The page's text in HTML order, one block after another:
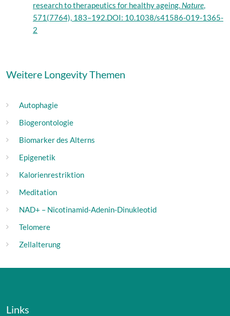
research to therapeutics for healthy ageing. Nature,
571(7764), 183–192.DOI: 10.1038/s41586-019-1365-
2
Weitere Longevity Themen
Autophagie
Biogerontologie
Biomarker des Alterns
Epigenetik
Kalorienrestriktion
Meditation
NAD+ – Nicotinamid-Adenin-Dinukleotid
Telomere
Zellalterung
Links